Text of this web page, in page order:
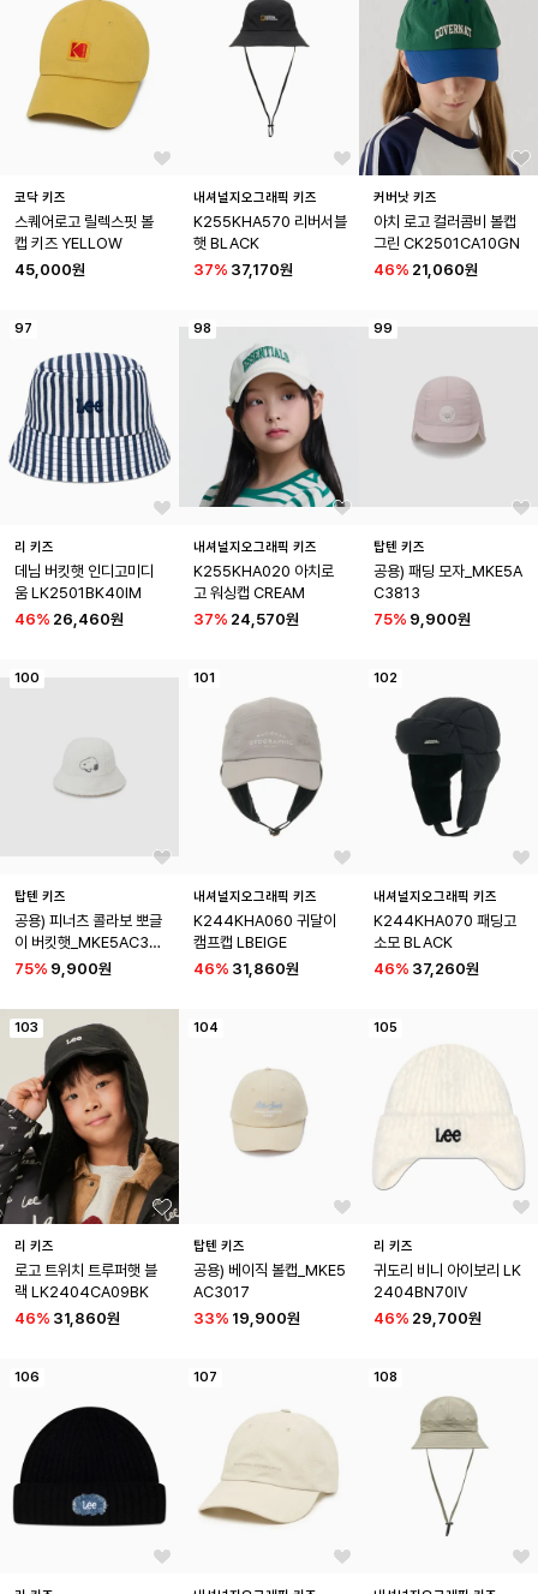
코닥 키즈
스퀘어로고 릴렉스핏 볼
캡 키즈 YELLOW
45,000원
내셔널지오그래픽 키즈
K255KHA570 리버서블
햇 BLACK
37% 37,170원
커버낫 키즈
아치 로고 컬러콤비 볼캡
그린 CK2501CA10GN
46% 21,060원
97
리 키즈
데님 버킷햇 인디고미디
움 LK2501BK40IM
46% 26,460원
98
내셔널지오그래픽 키즈
K255KHA020 아치로
고 워싱캡 CREAM
37% 24,570원
99
탑텐 키즈
공용) 패딩 모자_MKE5A
C3813
75% 9,900원
100
탑텐 키즈
공용) 피너츠 콜라보 뽀글
이 버킷햇_MKE5AC381
2
75% 9,900원
101
내셔널지오그래픽 키즈
K244KHA060 귀달이
캠프캡 LBEIGE
46% 31,860원
102
내셔널지오그래픽 키즈
K244KHA070 패딩고
소모 BLACK
46% 37,260원
103
리 키즈
로고 트위치 트루퍼햇 블
랙 LK2404CA09BK
46% 31,860원
104
탑텐 키즈
공용) 베이직 볼캡_MKE5
AC3017
33% 19,900원
105
리 키즈
귀도리 비니 아이보리 LK
2404BN70IV
46% 29,700원
106 107 108